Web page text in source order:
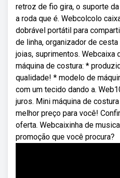
retroz de fio gira, o suporte
a roda que é. Webcolcolo
dobrável portátil para
de linha, organizador de
joias, suprimentos. Webcaixa
máquina de costura: *
qualidade! * modelo de
com um tecido dando a.
juros. Mini máquina de
melhor preço para você!
oferta. Webcaixinha de
promoção que você procura?